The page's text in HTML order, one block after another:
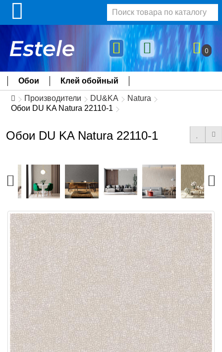
0
Обои Клей обойный
Производители DU&KA
Natura
Обои DU KA Natura 22110-1
Обои DU KA Natura 22110-1